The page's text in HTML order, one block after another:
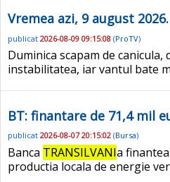
Vremea azi, 9 august
publicat 2026-08-09 09:15:08 (ProTV)
Duminica scapam de
instabilitatea, iar vantul bate
BT: finantare de 71,4 mil
publicat 2026-08-07 20:15:02 (Bursa)
Banca TRANSILVANIa
productia locala de energie